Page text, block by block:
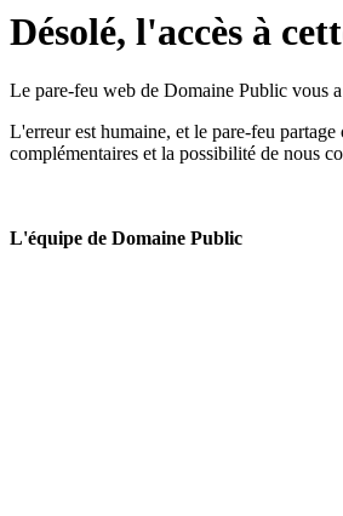
Désolé, l'accès à
Le pare-feu web de Domaine Public vous a
L'erreur est humaine, et le pare-feu
complémentaires et la possibilité de nous
L'équipe de Domaine Public